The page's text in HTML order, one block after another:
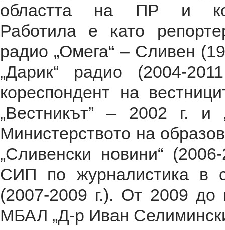
областта на ПР и
Работила е като
радио „Омега“ – Сливен
„Дарик“ радио (2004-
кореспондент на
„Вестникът” – 2002 г. и
Министерството на
„Сливенски новини“
СИП по журналистика в
(2007-2009 г.). От 2009
МБАЛ „Д-р Иван